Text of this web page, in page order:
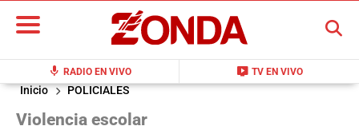
mic RADIO EN VIVO live_tv TV EN VIVO
BUSCAR
Inicio POLICIALES
Violencia escolar